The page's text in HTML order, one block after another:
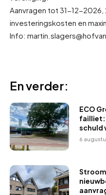
Aanvragen tot 31-12-2026,
investeringskosten en
Info:
En verder:
ECO
failliet:
schuld
6